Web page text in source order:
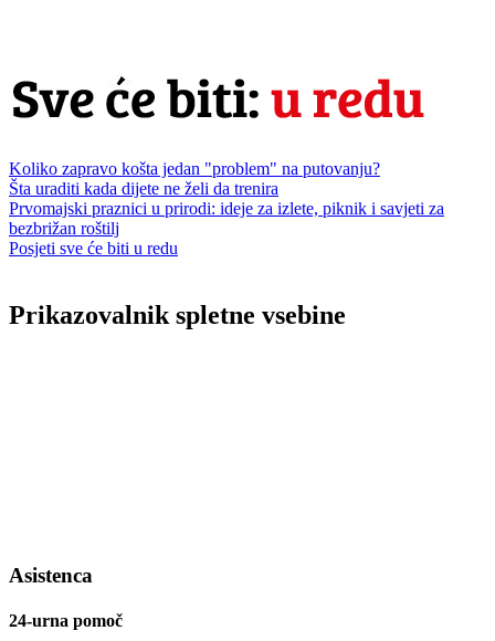
Koliko zapravo košta jedan "problem" na putovanju?
Šta uraditi kada dijete ne želi da trenira
Prvomajski praznici u prirodi: ideje za izlete, piknik i savjeti za
bezbrižan roštilj
Posjeti sve će biti u redu
Prikazovalnik spletne vsebine
Asistenca
24-urna pomoč